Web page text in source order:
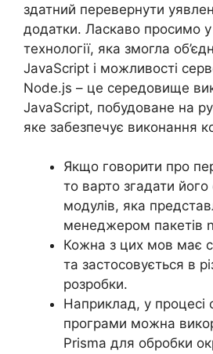
здатний перевернути
додатки. Ласкаво просимо у
технології, яка змогла
JavaScript і можливості
Node.js – це середовище
JavaScript, побудоване на
яке забезпечує виконання
Якщо говорити про
то варто згадати
модулів, яка
менеджером пакетів
Кожна з цих мов має
та застосовується в
розробки.
Наприклад, у процесі
програми можна
Prisma для обробки